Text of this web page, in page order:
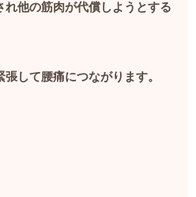
れ他の筋肉が代償しようとする
して腰痛につながります。